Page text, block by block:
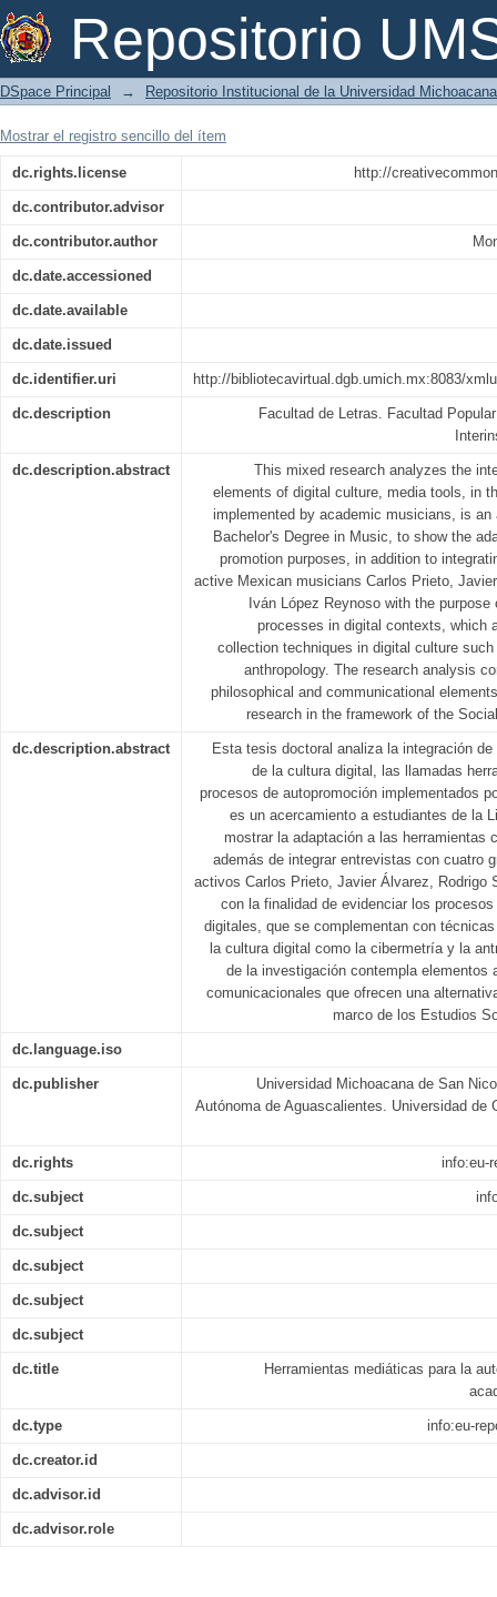
Repositorio
Herramientas mediáticas para la
cultura digital
DSpace Principal → Repositorio Institucional de la Universidad
Mostrar el registro sencillo del ítem
dc.rights.license http://
dc.contributor.advisor
dc.contributor.author
dc.date.accessioned
dc.date.available
dc.date.issued
dc.identifier.uri http://bibliotecavirtual.dgb.umich.mx:8083/
dc.description
Facultad de Letras. Facultad
dc.description.abstract
This mixed research analyzes the
elements of digital culture, media tools, in
implemented by academic musicians, is
Bachelor's Degree in Music, to show the
promotion purposes, in addition to
active Mexican musicians Carlos Prieto,
Iván López Reynoso with the
processes in digital contexts, which
collection techniques in digital culture
anthropology. The research analysis
philosophical and communicational
research in the framework of the
dc.description.abstract
Esta tesis doctoral analiza la integración
de la cultura digital, las llamadas
procesos de autopromoción implementados
es un acercamiento a estudiantes de la
mostrar la adaptación a las herramientas
además de integrar entrevistas con cuatro
activos Carlos Prieto, Javier Álvarez, Rodrigo
con la finalidad de evidenciar los
digitales, que se complementan con
la cultura digital como la cibermetría y la
de la investigación contempla elementos
comunicacionales que ofrecen una
marco de los Estudios
dc.language.iso
dc.publisher
Universidad Michoacana de San
Autónoma de Aguascalientes. Universidad de
dc.rights info:eu-
dc.subject
dc.subject
dc.subject
dc.subject
dc.subject
dc.title
Herramientas mediáticas para la
dc.type info:eu-
dc.creator.id
dc.advisor.id
dc.advisor.role